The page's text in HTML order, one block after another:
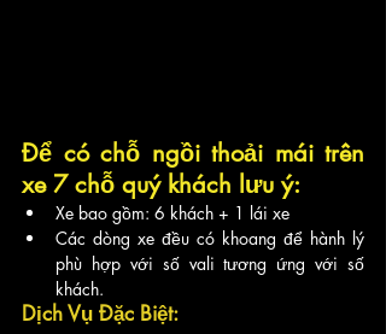
Để có chỗ ngồi thoải mái trên
xe 7 chỗ quý khách lưu ý:
Xe bao gồm: 6 khách + 1 lái xe
Các dòng xe đều có khoang để hành lý
phù hợp với số vali tương ứng với số
khách.
Dịch Vụ Đặc Biệt: